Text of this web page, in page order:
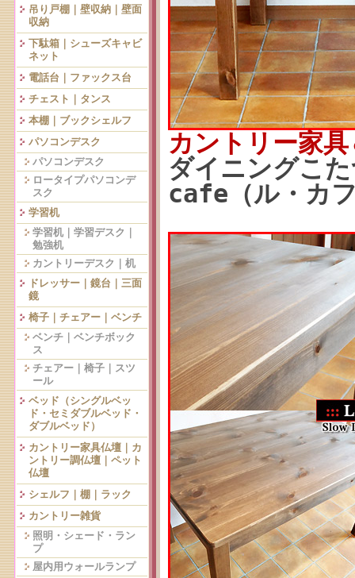
吊り戸棚｜壁収納｜壁面
収納
下駄箱｜シューズキャビ
ネット
電話台｜ファックス台
チェスト｜タンス
本棚｜ブックシェルフ
パソコンデスク
パソコンデスク
ロータイプパソコンデ
スク
学習机
学習机｜学習デスク｜
勉強机
カントリーデスク｜机
ドレッサー｜鏡台｜三面
鏡
椅子｜チェアー｜ベンチ
ベンチ｜ベンチボック
ス
チェアー｜椅子｜スツ
ール
ベッド（シングルベッ
ド・セミダブルベッド・
ダブルベッド）
カントリー家具仏壇｜カ
ントリー調仏壇｜ペット
仏壇
シェルフ｜棚｜ラック
カントリー雑貨
照明・シェード・ラン
プ
屋内用ウォールランプ
カントリー家
ダイニングこ
cafe（ル・カ